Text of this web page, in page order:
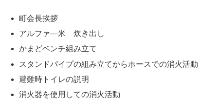
町会長挨拶
アルファ―米 炊き出し
かまどベンチ組み立て
スタンドパイプの組み立てからホースでの消火活動
避難時トイレの説明
消火器を使用しての消火活動